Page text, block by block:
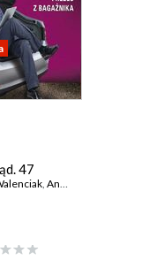
Kurkiewicz
47
, Andrzej Sikorski